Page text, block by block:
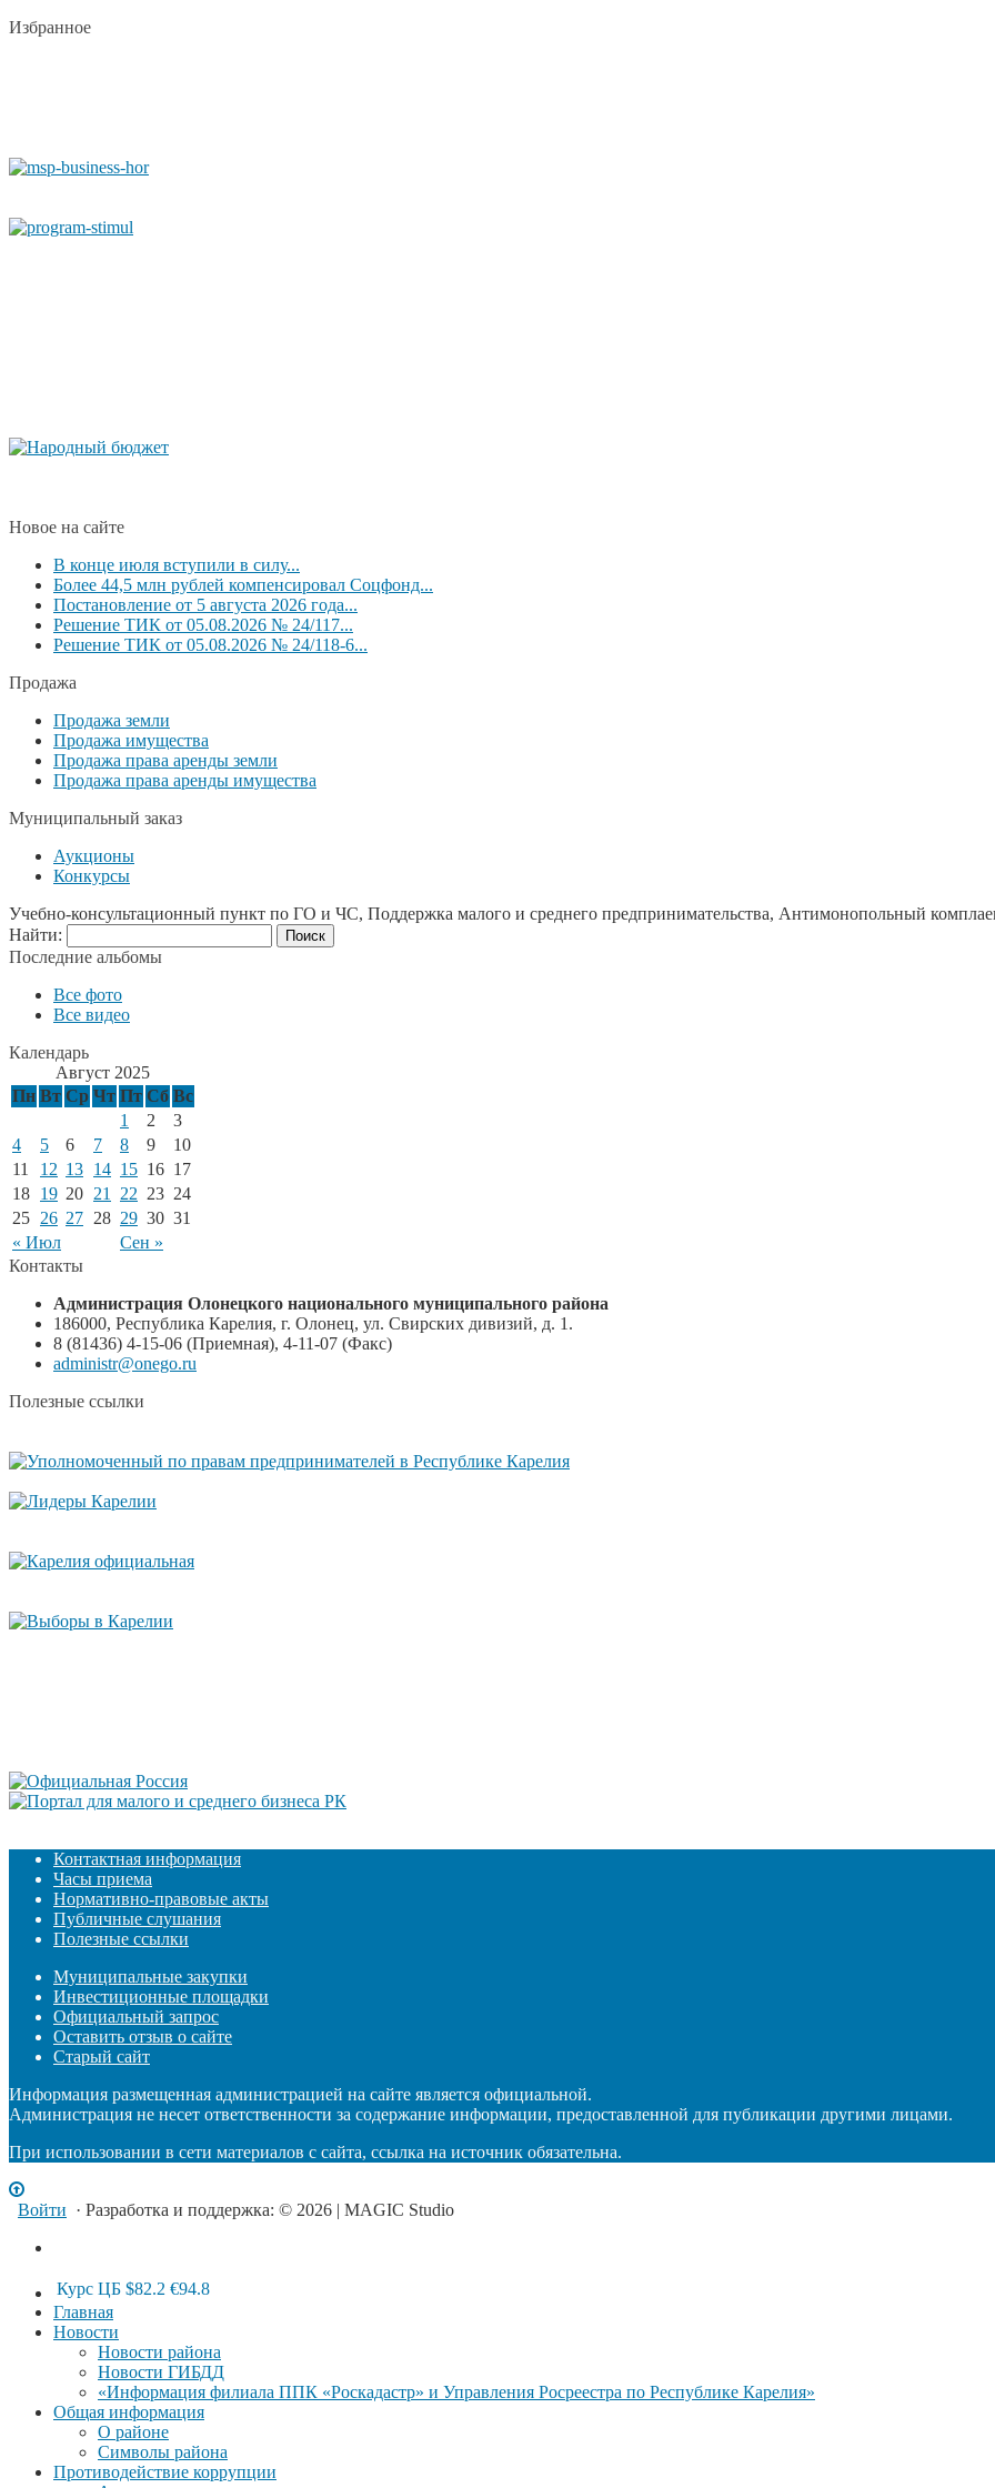
Избранное
Новое на сайте
В конце июля вступили в силу...
Более 44,5 млн рублей компенсировал Соцфонд...
Постановление от 5 августа 2026 года...
Решение ТИК от 05.08.2026 № 24/117...
Решение ТИК от 05.08.2026 № 24/118-6...
Продажа
Продажа земли
Продажа имущества
Продажа права аренды земли
Продажа права аренды имущества
Муниципальный заказ
Аукционы
Конкурсы
Учебно-консультационный пункт по ГО и ЧС, Поддержка малого и среднего предпринимательства, Антимонопольный
Найти:
Последние альбомы
Все фото
Все видео
Календарь
Август 2025
Пн Вт Ср Чт Пт Сб Вс
« Июл Сен »
1 2
3
4
5 6 7 8 9
10
11
12 13 14 15 16 17
18 19 20 21 22 23 24
25 26 27 28 29 30 31
Контакты
Администрация Олонецкого национального муниципального района
186000, Республика Карелия, г. Олонец, ул. Свирских дивизий, д. 1.
8 (81436) 4-15-06 (Приемная), 4-11-07 (Факс)
administr@onego.ru
Полезные ссылки
Контактная информация
Часы приема
Нормативно-правовые акты
Публичные слушания
Полезные ссылки
Муниципальные закупки
Инвестиционные площадки
Официальный запрос
Оставить отзыв о сайте
Старый сайт
Информация размещенная администрацией на сайте является официальной.
Администрация не несет ответственности за содержание информации, предоставленной для публикации другими лицами.
При использовании в сети материалов с сайта, ссылка на источник обязательна.
Войти · Разработка и поддержка: © 2026 | MAGIC Studio
Курс ЦБ $82.2 €94.8
Главная
Новости
Новости района
Новости ГИБДД
«Информация филиала ППК «Роскадастр» и Управления Росреестра по Республике Карелия»
Общая информация
О районе
Символы района
Противодействие коррупции